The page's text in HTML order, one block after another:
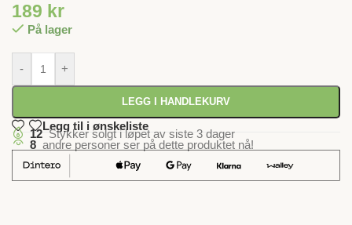
189 kr
På lager
- +
LEGG I HANDLEKURV
Legg til i ønskeliste
12 Stykker solgt i løpet av siste 3 dager
8 andre personer ser på dette produktet nå!